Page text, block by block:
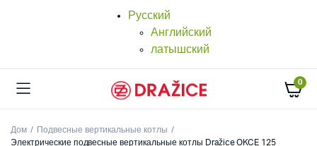
Русский
Английский
латышский
0
Дом
Подвесные вертикальные котлы
Электрические подвесные вертикальные котлы Dražice OKCE 125